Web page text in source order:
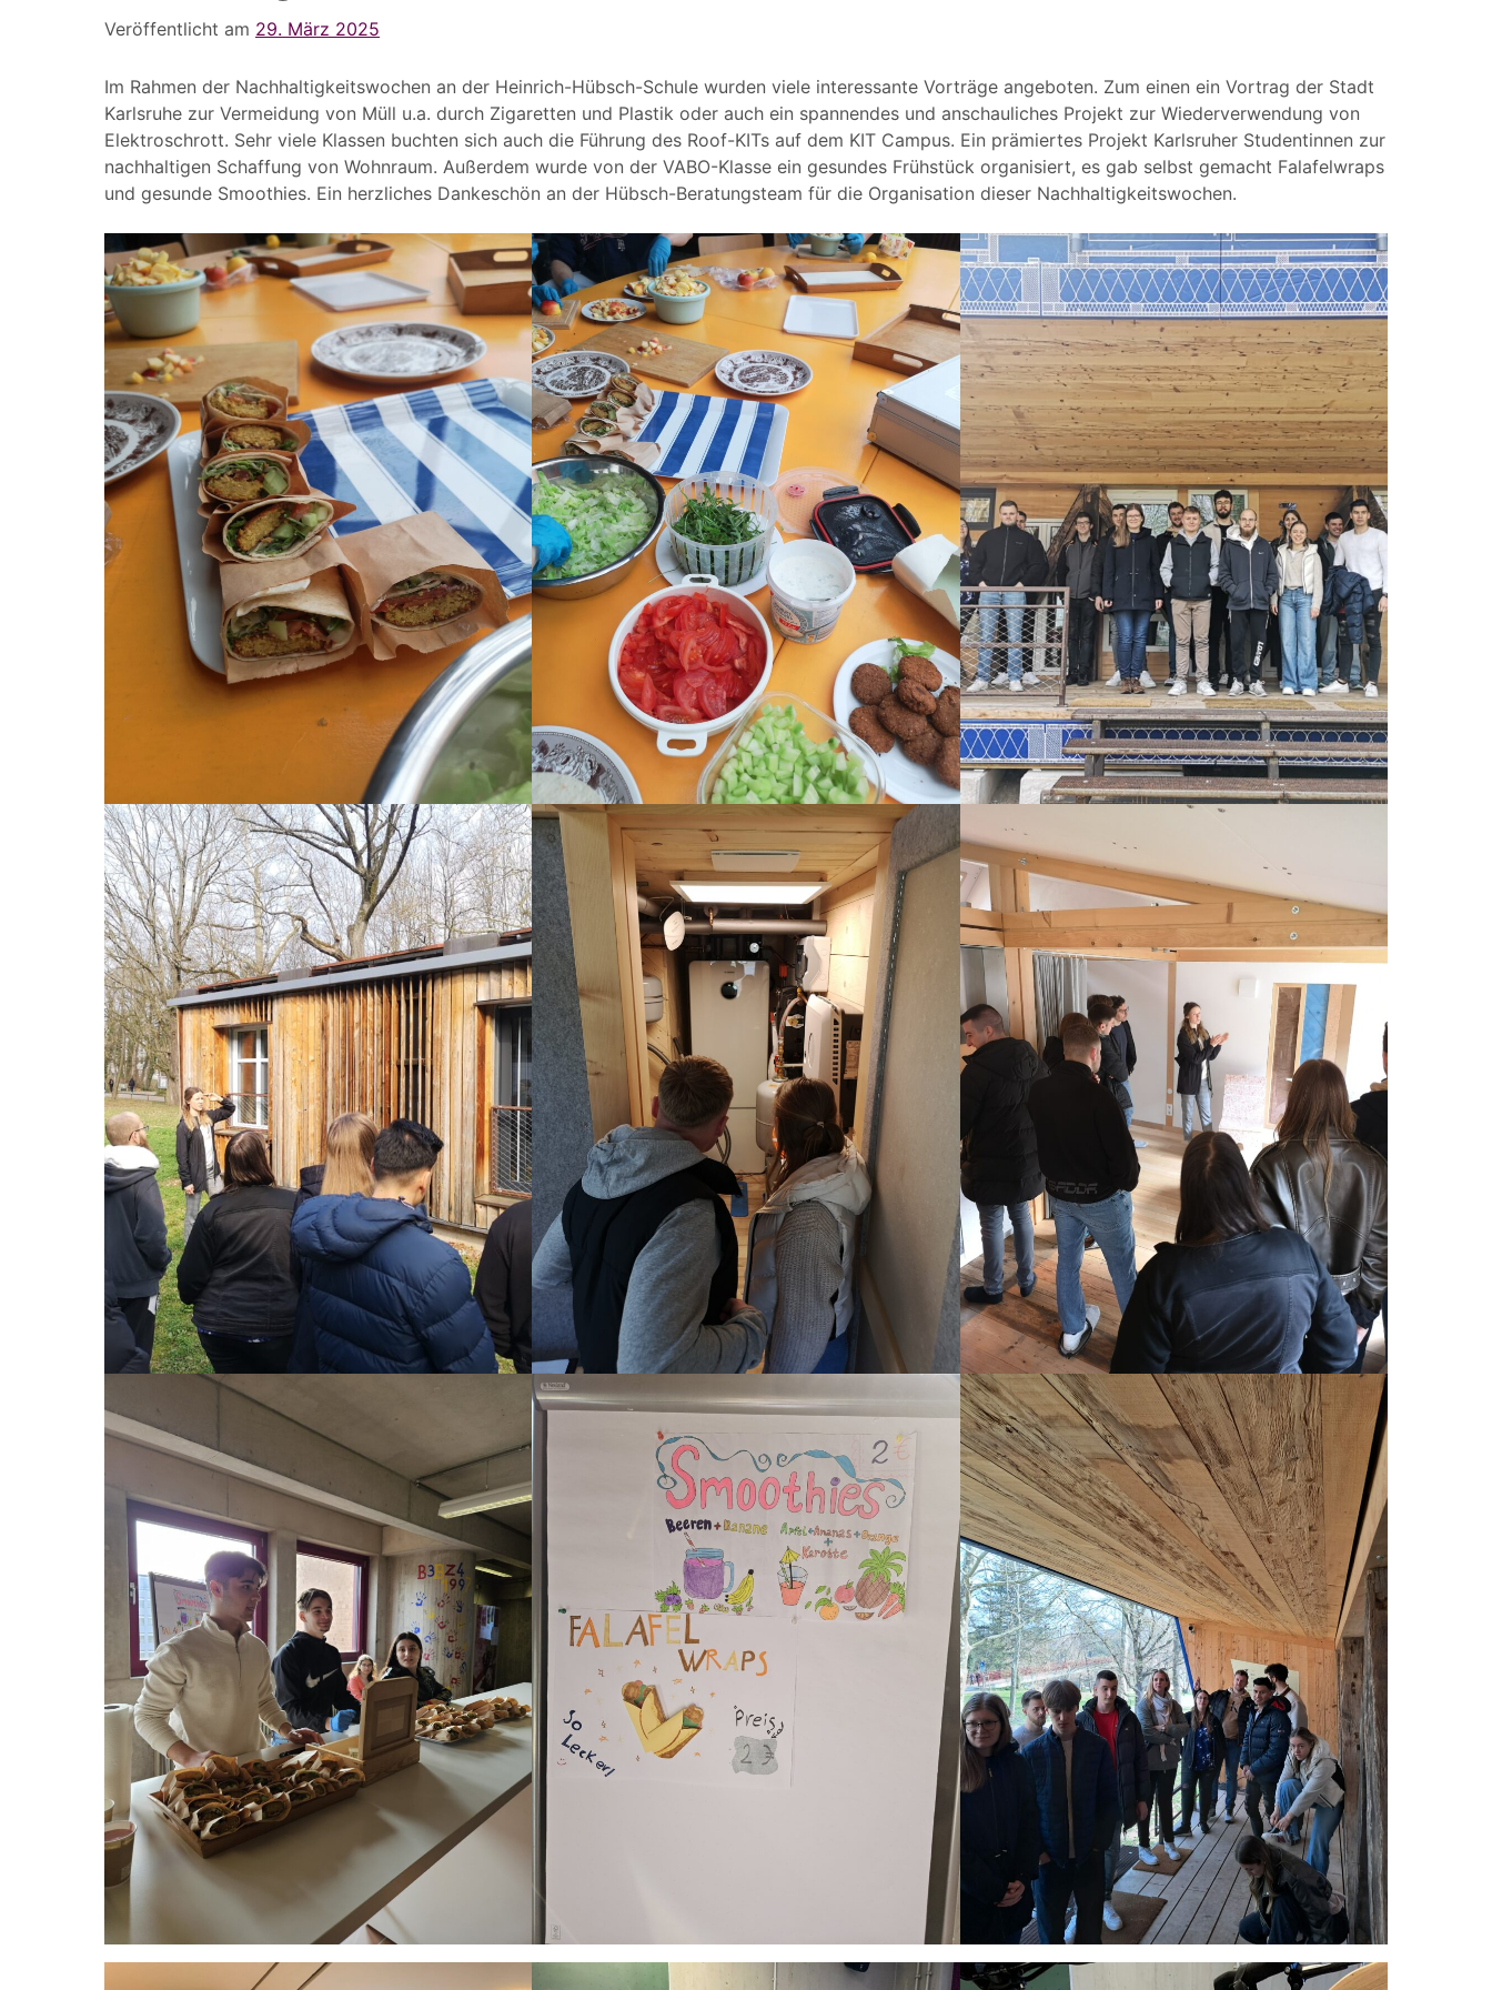
Veröffentlicht am 29. März 2025
Im Rahmen der Nachhaltigkeitswochen an der Heinrich-Hübsch-Schule wurden viele interessante Vorträge angeboten. Zum einen ein Vortrag der Stadt
Karlsruhe zur Vermeidung von Müll u.a. durch Zigaretten und Plastik oder auch ein spannendes und anschauliches Projekt zur Wiederverwendung von
Elektroschrott. Sehr viele Klassen buchten sich auch die Führung des Roof-KITs auf dem KIT Campus. Ein prämiertes Projekt Karlsruher Studentinnen zur
nachhaltigen Schaffung von Wohnraum. Außerdem wurde von der VABO-Klasse ein gesundes Frühstück organisiert, es gab selbst gemacht Falafelwraps
und gesunde Smoothies. Ein herzliches Dankeschön an der Hübsch-Beratungsteam für die Organisation dieser Nachhaltigkeitswochen.